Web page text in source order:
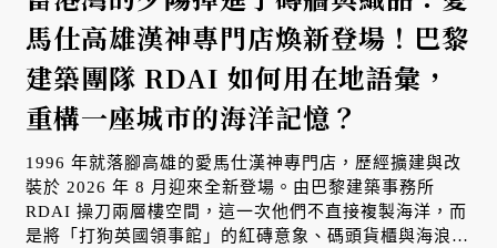
馬仕高雄漢神專門店煥新登場！巴黎
建築團隊 RDAI 如何用在地語彙，
重構一座城市的海洋記憶？
1996 年就落腳高雄的愛馬仕漢神專門店，歷經擴建與改
裝於 2026 年 8 月迎來全新登場。由巴黎建築事務所
RDAI 操刀兩層樓空間，這一次他們不直接複製海洋，而
是將「打狗英國領事館」的紅磚意象、碼頭貨櫃與海浪光